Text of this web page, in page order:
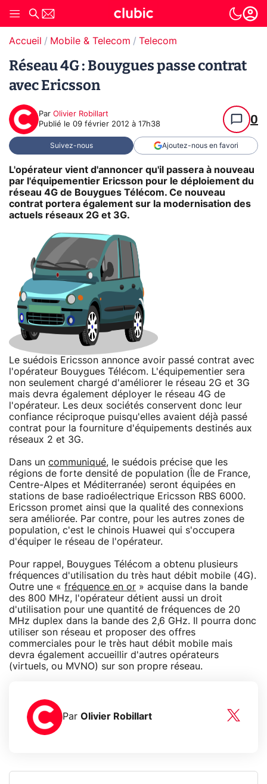
Accueil Mobile & Telecom Telecom
Réseau 4G : Bouygues passe contrat
avec Ericsson
Par Olivier Robillart
Publié le 09 février 2012 à 17h38 0
Suivez-nous Ajoutez-nous en favori
L'opérateur vient d'annoncer qu'il passera à nouveau
par l'équipementier Ericsson pour le déploiement du
réseau 4G de Bouygues Télécom. Ce nouveau
contrat portera également sur la modernisation des
actuels réseaux 2G et 3G.
Le suédois Ericsson annonce avoir passé contrat avec
l'opérateur Bouygues Télécom. L'équipementier sera
non seulement chargé d'améliorer le réseau 2G et 3G
mais devra également déployer le réseau 4G de
l'opérateur. Les deux sociétés conservent donc leur
confiance réciproque puisqu'elles avaient déjà passé
contrat pour la fourniture d'équipements destinés aux
réseaux 2 et 3G.
Dans un communiqué, le suédois précise que les
régions de forte densité de population (Île de France,
Centre-Alpes et Méditerranée) seront équipées en
stations de base radioélectrique Ericsson RBS 6000.
Ericsson promet ainsi que la qualité des connexions
sera améliorée. Par contre, pour les autres zones de
population, c'est le chinois Huawei qui s'occupera
d'équiper le réseau de l'opérateur.
Pour rappel, Bouygues Télécom a obtenu plusieurs
fréquences d'utilisation du très haut débit mobile (4G).
Outre une « fréquence en or » acquise dans la bande
des 800 MHz, l'opérateur détient aussi un droit
d'utilisation pour une quantité de fréquences de 20
MHz duplex dans la bande des 2,6 GHz. Il pourra donc
utiliser son réseau et proposer des offres
commerciales pour le très haut débit mobile mais
devra également accueillir d'autres opérateurs
(virtuels, ou MVNO) sur son propre réseau.
Par Olivier Robillart